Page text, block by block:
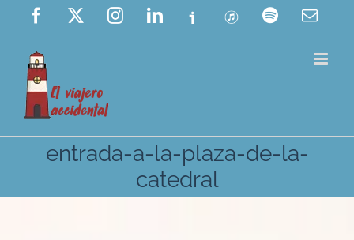
Saltar
contenido
Facebook InstagramLinkedIn
Ivoox ITunes Spotify
entrada-a-la-plaza-de-la-
catedral